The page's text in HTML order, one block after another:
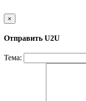
×
Отправить U2U
Тема: